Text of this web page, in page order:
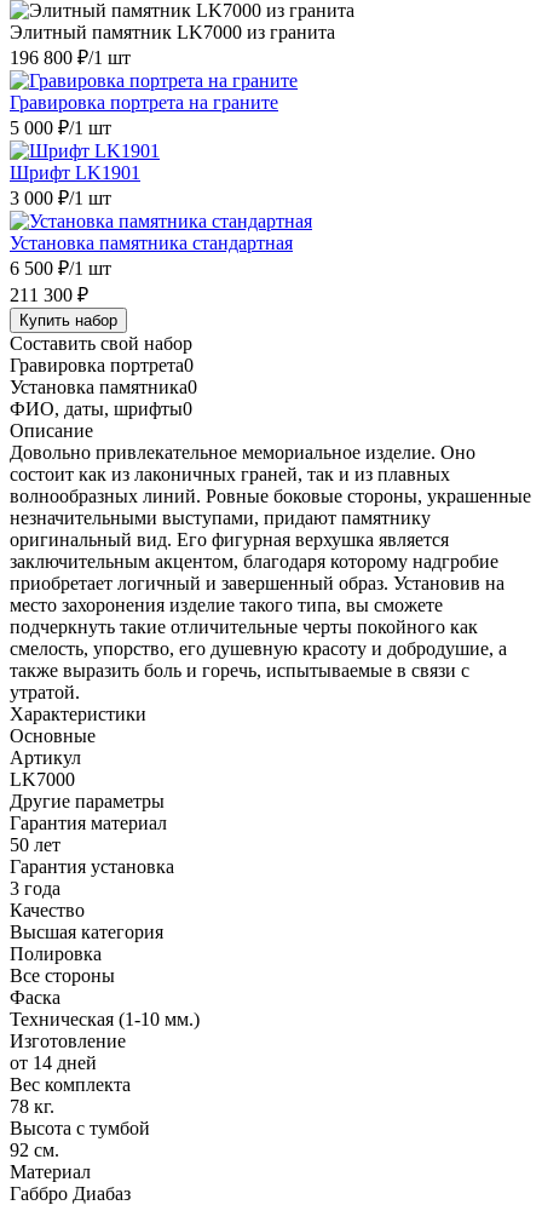
Элитный памятник LK7000 из гранита
196 800 ₽/1 шт
Гравировка портрета на граните
5 000 ₽/1 шт
Шрифт LK1901
3 000 ₽/1 шт
Установка памятника стандартная
6 500 ₽/1 шт
211 300 ₽
Купить набор
Составить свой набор
Гравировка портрета0
Установка памятника0
ФИО, даты, шрифты0
Описание
Довольно привлекательное мемориальное изделие. Оно
состоит как из лаконичных граней, так и из плавных
волнообразных линий. Ровные боковые стороны, украшенные
незначительными выступами, придают памятнику
оригинальный вид. Его фигурная верхушка является
заключительным акцентом, благодаря которому надгробие
приобретает логичный и завершенный образ. Установив на
место захоронения изделие такого типа, вы сможете
подчеркнуть такие отличительные черты покойного как
смелость, упорство, его душевную красоту и добродушие, а
также выразить боль и горечь, испытываемые в связи с
утратой.
Характеристики
Основные
Артикул
LK7000
Другие параметры
Гарантия материал
50 лет
Гарантия установка
3 года
Качество
Высшая категория
Полировка
Все стороны
Фаска
Техническая (1-10 мм.)
Изготовление
от 14 дней
Вес комплекта
78 кг.
Высота с тумбой
92 см.
Материал
Габбро Диабаз